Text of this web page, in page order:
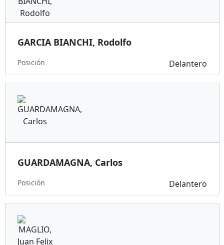
GARCIA BIANCHI, Rodolfo
Posición Delantero
GUARDAMAGNA, Carlos
Posición Delantero